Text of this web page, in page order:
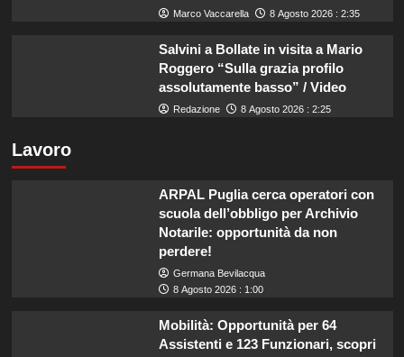
Marco Vaccarella 8 Agosto 2026 : 2:35
Salvini a Bollate in visita a Mario
Roggero “Sulla grazia profilo
assolutamente basso” / Video
Redazione 8 Agosto 2026 : 2:25
Lavoro
ARPAL Puglia cerca operatori con
scuola dell’obbligo per Archivio
Notarile: opportunità da non
perdere!
Germana Bevilacqua
8 Agosto 2026 : 1:00
Mobilità: Opportunità per 64
Assistenti e 123 Funzionari, scopri